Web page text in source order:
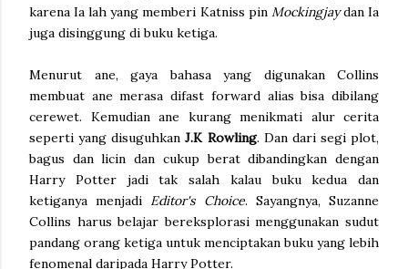
karena Ia lah yang memberi Katniss pin Mockingjaydan Ia
juga disinggung di buku ketiga.
Menurut ane, gaya bahasa yang digunakan Collins
membuat ane merasa difast forward alias bisa dibilang
cerewet. Kemudian ane kurang menikmati alur cerita
seperti yang disuguhkanJ.K Rowling. Dan dari segi plot,
bagus dan licin dan cukup berat dibandingkan dengan
Harry Potter jadi tak salah kalau buku kedua dan
ketiganya menjadi Editor's Choice. Sayangnya, Suzanne
Collins harus belajar bereksplorasi menggunakan sudut
pandang orang ketiga untuk menciptakan buku yang lebih
fenomenal daripada Harry Potter.